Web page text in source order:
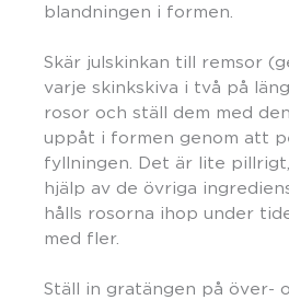
blandningen i formen.
Skär julskinkan till remsor
varje skinkskiva i två på
rosor och ställ dem med
uppåt i formen genom att
fyllningen. Det är lite
hjälp av de övriga
hålls rosorna ihop under
med fler.
Ställ in gratängen på över-